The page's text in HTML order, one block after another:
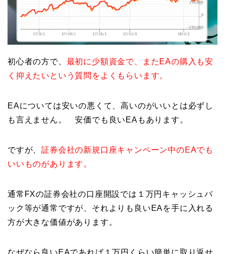
初心者の方で、 最初に少額資金で、またEAの購入も安
く抑えたいという質問をよくもらいます。
EAについては安いの悪くて、高いのがいいとは必ずし
も言えません。 安価でも良いEAもあります。
ですが、証券会社の新規口座キャンペーン中のEAでも
いいものがあります。
通常FXの証券会社の口座開設では１万円キャッシュバ
ック等が通常ですが、それよりも良いEAを手に入れる
方が大きな価値があります。
なぜなら良いEAであれば１万円くらい簡単に取り返せ